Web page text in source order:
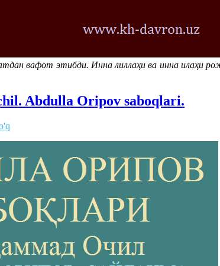
вафот этибди. Инна лиллаҳи ва инна илаҳи
Abdulla Oripov saboqlari.